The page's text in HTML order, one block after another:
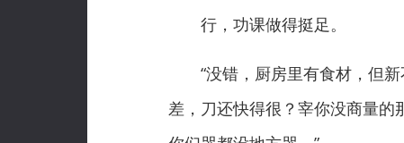
行，功课做得挺足。
“没错，厨房里有食材，但新
差，刀还快得很？宰你没商量的